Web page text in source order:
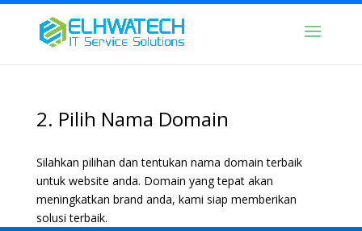
2. Pilih Nama Domain
Silahkan pilihan dan tentukan nama domain terbaik
untuk website anda. Domain yang tepat akan
meningkatkan brand anda, kami siap memberikan
solusi terbaik.